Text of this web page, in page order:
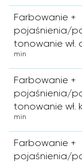
Farbowanie +
pojaśnienia/
tonowanie wł.
min
Farbowanie +
pojaśnienia/
tonowanie wł.
min
Farbowanie +
pojaśnienia/